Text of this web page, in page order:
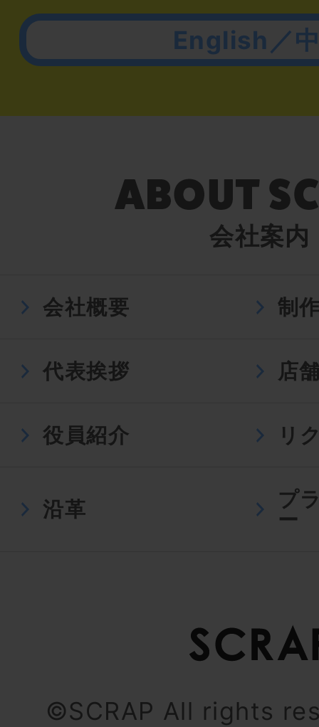
English／
会社案内
会社概要 制
代表挨拶 店
役員紹介 リ
沿革
プ
ー
©SCRAP All rights